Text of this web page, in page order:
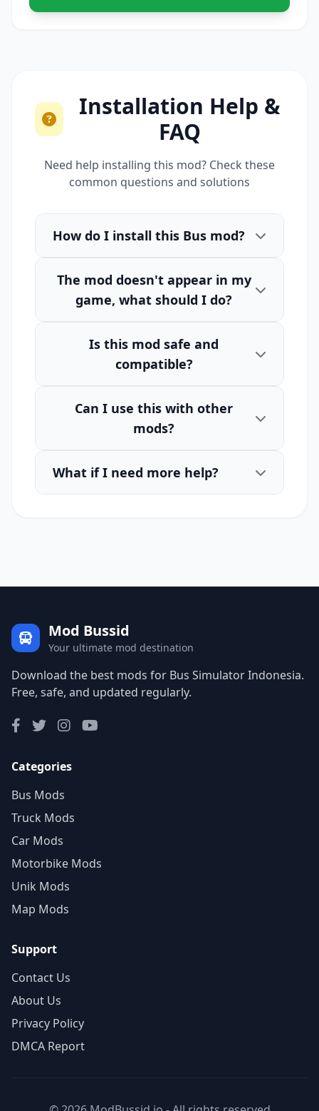
Installation Help &
FAQ
Need help installing this mod? Check these
common questions and solutions
How do I install this Bus mod?
The mod doesn't appear in my
game, what should I do?
Is this mod safe and
compatible?
Can I use this with other
mods?
What if I need more help?
Mod Bussid
Your ultimate mod destination
Download the best mods for Bus Simulator Indonesia.
Free, safe, and updated regularly.
Categories
Bus Mods
Truck Mods
Car Mods
Motorbike Mods
Unik Mods
Map Mods
Support
Contact Us
About Us
Privacy Policy
DMCA Report